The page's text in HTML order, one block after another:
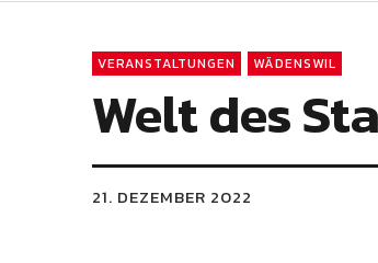
VERANSTALTUNGEN WÄDENSWIL
Welt des
21. DEZEMBER 2022